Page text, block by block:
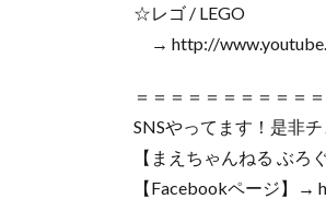
☆レゴ / LEGO
→ http://
＝＝＝＝＝＝＝＝＝＝
SNSやってます！是非
【まえちゃんねる ぶ
【Facebookページ】→